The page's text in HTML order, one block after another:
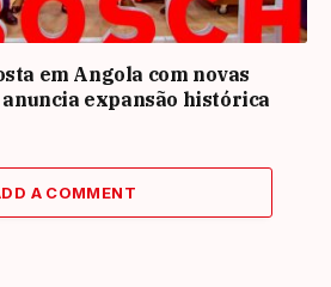
em Angola com novas
anuncia expansão histórica
A COMMENT